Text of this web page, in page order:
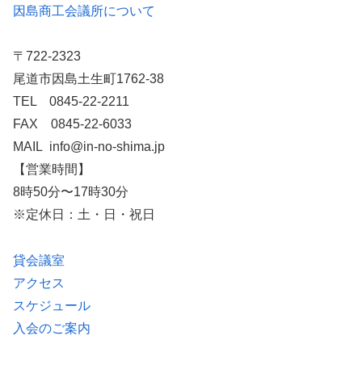
因島商工会議所について
〒722-2323
尾道市因島土生町1762-38
TEL 0845-22-2211
FAX 0845-22-6033
MAIL info@in-no-shima.jp
【営業時間】
8時50分〜17時30分
※定休日：土・日・祝日
貸会議室
アクセス
スケジュール
入会のご案内